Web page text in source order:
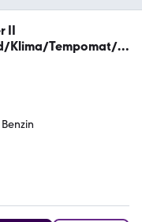
II
Klima/Tempomat/A
Benzin